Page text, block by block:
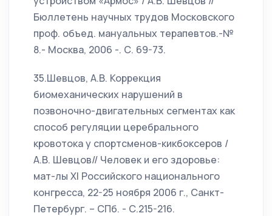
Бюллетень научных трудов Московского
проф. объед. мануальных терапевтов.-№
8.- Москва, 2006 -. С. 69-73.
35.Шевцов, А.В. Коррекция
биомеханических нарушений в
позвоночно-двигательных сегментах как
способ регуляции церебрального
кровотока у спортсменов-кикбоксеров /
А.В. Шевцов// Человек и его здоровье:
мат-лы XI Российского национального
конгресса, 22-25 ноября 2006 г., Санкт-
Петербург. – СПб. - С.215-216.